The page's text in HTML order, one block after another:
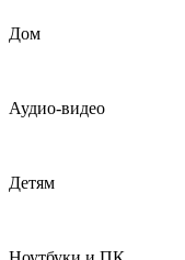
Дом
Аудио-видео
Детям